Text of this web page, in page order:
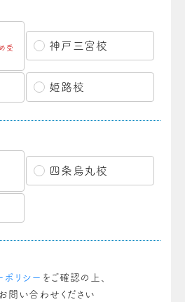
受
神戸三宮校
姫路校
四条烏丸校
ポリシー をご確認の上、
問い合わせください